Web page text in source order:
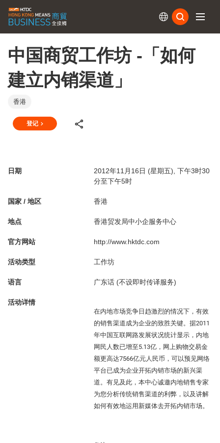
中国商贸工作坊 -「如何
建立内销渠道」
香港
登记
日期
2012年11月16日 (星期五), 下午3时30
分至下午5时
国家 / 地区 香港
地点 香港贸发局中小企服务中心
官方网站 http://www.hktdc.com
活动类型 工作坊
语言 广东话 (不设即时传译服务)
活动详情
在内地市场竞争日趋激烈的情况下，有效
的销售渠道成为企业的致胜关键。据2011
年中国互联网路发展状况统计显示，内地
网民人数已增至5.13亿，网上购物交易金
额更高达7566亿元人民币，可以预见网络
平台已成为企业开拓内销市场的新兴渠
道。有见及此，本中心诚邀内地销售专家
为您分析传统销售渠道的利弊，以及讲解
如何有效地运用新媒体去开拓内销市场。